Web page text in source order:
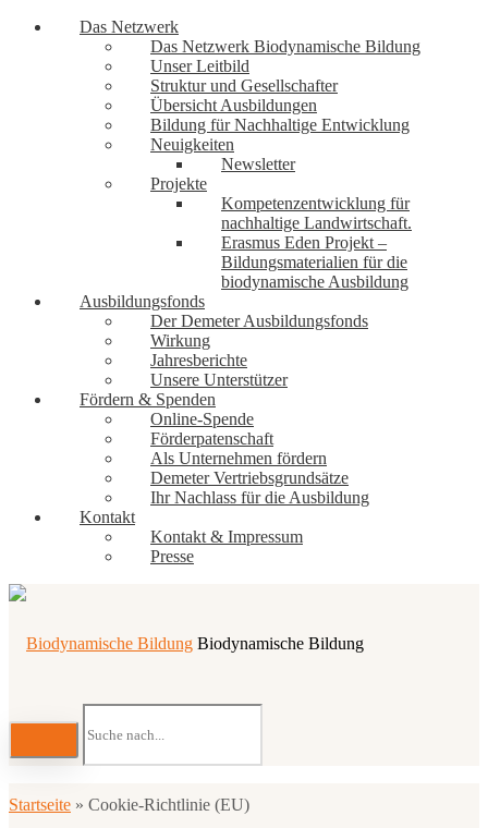
Das Netzwerk
Das Netzwerk Biodynamische Bildung
Unser Leitbild
Struktur und Gesellschafter
Übersicht Ausbildungen
Bildung für Nachhaltige Entwicklung
Neuigkeiten
Newsletter
Projekte
Kompetenzentwicklung für
nachhaltige Landwirtschaft.
Erasmus Eden Projekt –
Bildungsmaterialien für die
biodynamische Ausbildung
Ausbildungsfonds
Der Demeter Ausbildungsfonds
Wirkung
Jahresberichte
Unsere Unterstützer
Fördern & Spenden
Online-Spende
Förderpatenschaft
Als Unternehmen fördern
Demeter Vertriebsgrundsätze
Ihr Nachlass für die Ausbildung
Kontakt
Kontakt & Impressum
Presse
Biodynamische Bildung
Startseite » Cookie-Richtlinie (EU)